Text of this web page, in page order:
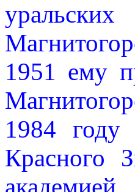
1951 ему
1984 году
Красного